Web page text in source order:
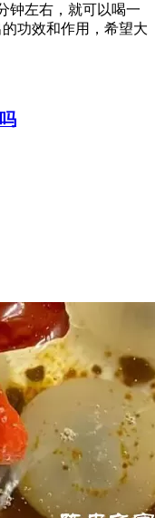
钟左右，就可以喝一
功效和作用，希望大